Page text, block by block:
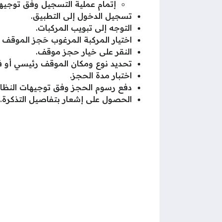
إتمام عملية التسجيل وفق
تسجيل الدخول إلى التطبيق.
التوجه إلى تبويب المركبات.
اختيار المركبة المرغوب حَجز الموقف
النقر على خيار حجز موقف.
تحديد نوع ومكان الموقف رئيسي أو
اختبار مدة الحجز.
دفع رسوم الحجز وفق توجيهات
الحصول على إشعار بتفاصيل التذكرة.